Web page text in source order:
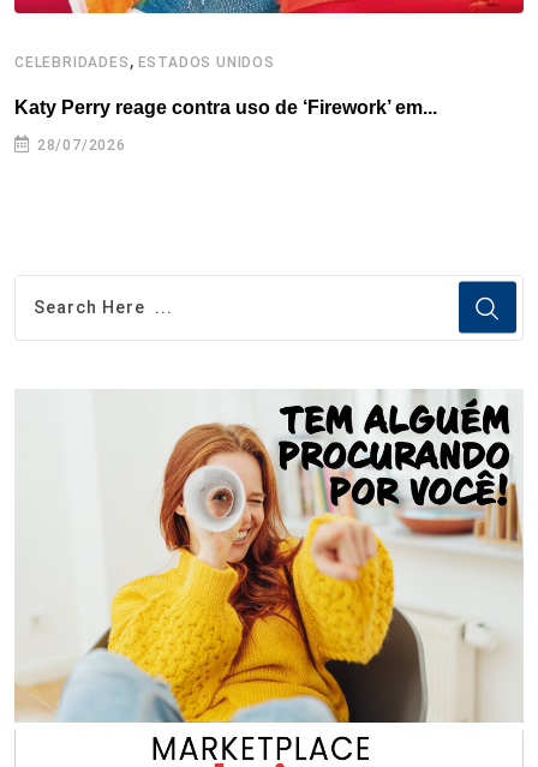
CELEBRIDADES , ESTADOS UNIDOS
Katy Perry reage contra uso de ‘Firework’ em...
28/07/2026